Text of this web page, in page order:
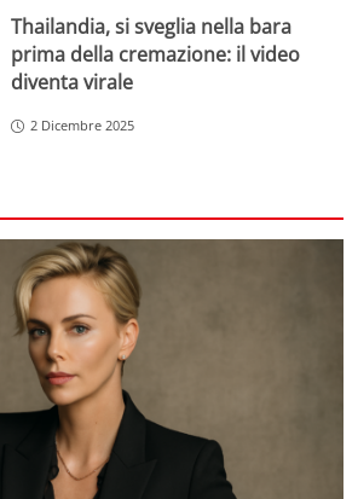
Thailandia, si sveglia nella bara
prima della cremazione: il video
diventa virale
2 Dicembre 2025